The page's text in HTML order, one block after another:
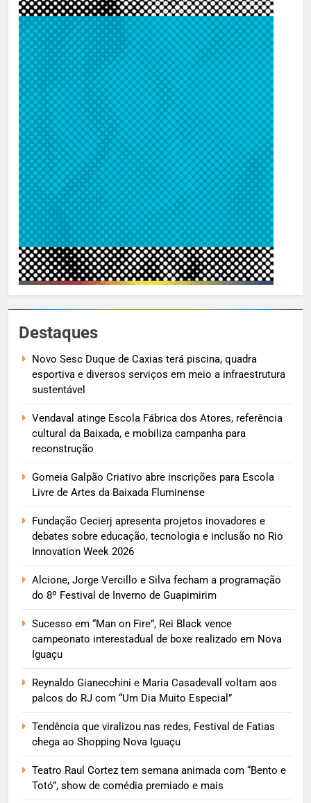
Destaques
Novo Sesc Duque de Caxias terá piscina, quadra
esportiva e diversos serviços em meio a infraestrutura
sustentável
Vendaval atinge Escola Fábrica dos Atores, referência
cultural da Baixada, e mobiliza campanha para
reconstrução
Gomeia Galpão Criativo abre inscrições para Escola
Livre de Artes da Baixada Fluminense
Fundação Cecierj apresenta projetos inovadores e
debates sobre educação, tecnologia e inclusão no Rio
Innovation Week 2026
Alcione, Jorge Vercillo e Silva fecham a programação
do 8º Festival de Inverno de Guapimirim
Sucesso em “Man on Fire”, Rei Black vence
campeonato interestadual de boxe realizado em Nova
Iguaçu
Reynaldo Gianecchini e Maria Casadevall voltam aos
palcos do RJ com “Um Dia Muito Especial”
Tendência que viralizou nas redes, Festival de Fatias
chega ao Shopping Nova Iguaçu
Teatro Raul Cortez tem semana animada com “Bento e
Totó”, show de comédia premiado e mais